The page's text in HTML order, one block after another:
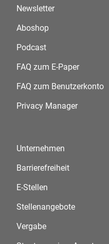
Newsletter
Aboshop
Podcast
FAQ zum E-Paper
FAQ zum Benutzerkonto
Privacy Manager
Unternehmen
Barrierefreiheit
E-Stellen
Stellenangebote
Vergabe